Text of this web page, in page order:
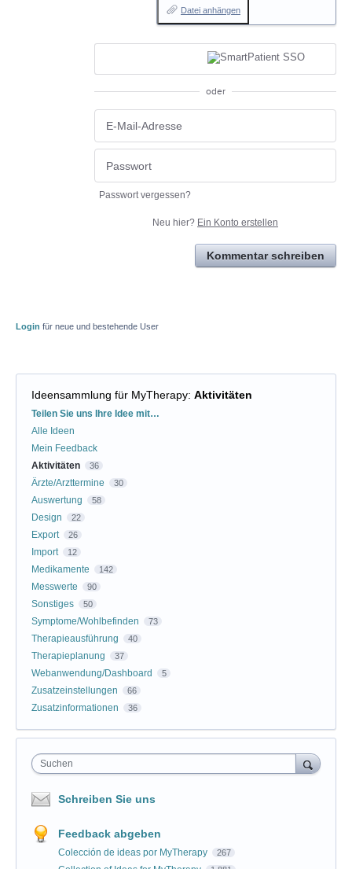
Datei anhängen
oder
Passwort vergessen?
Neu hier? Ein Konto erstellen
Kommentar schreiben
Login für neue und bestehende User
Ideensammlung für MyTherapy: Aktivitäten
Kategorien
Teilen Sie uns Ihre Idee mit…
Alle Ideen
Mein Feedback
Aktivitäten
36
Ärzte/Arzttermine 30
Auswertung 58
Design 22
Export 26
Import 12
Medikamente 142
Messwerte 90
Sonstiges 50
Symptome/Wohlbefinden 73
Therapieausführung 40
Therapieplanung 37
Webanwendung/Dashboard 5
Zusatzeinstellungen 66
Zusatzinformationen 36
Suchen
Schreiben Sie uns
Feedback abgeben
Colección de ideas por MyTherapy 267